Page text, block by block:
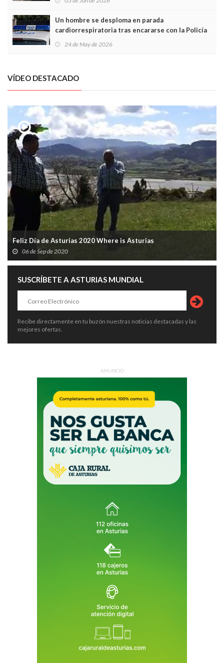
Un hombre se desploma en parada
cardiorrespiratoria tras encararse con la Policía
Local en Luanco
24 de May de 2026
VÍDEO DESTACADO
Feliz Día de Asturias 2020 Where is Asturias
06 de Sep de 2020
SUSCRÍBETE A ASTURIAS MUNDIAL
Recibe directamente en tu buzón nuestras noticias destacadas y las
mejores ofertas.
ANUNCIO